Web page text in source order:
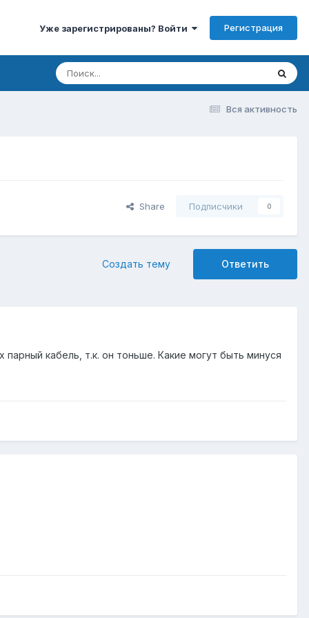
Уже зарегистрированы? Войти Регистрация
Вся активность
Share Подписчики 0
Ответить
Создать тему
кабель, т.к. он тоньше. Какие могут быть минуся